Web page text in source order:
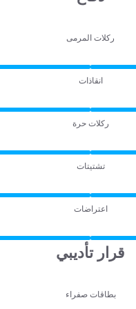
ركلات المرمى
انقاذات
ركلات حرة
تشتيتات
اعتراضات
قرار تأديبي
بطاقات صفراء